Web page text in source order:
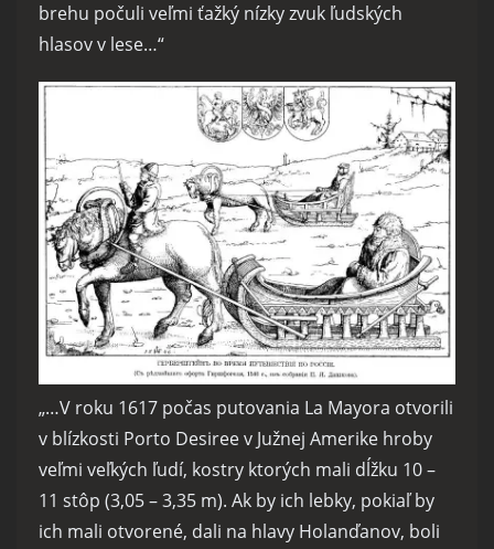
brehu počuli veľmi ťažký nízky zvuk ľudských
hlasov v lese…“
„…V roku 1617 počas putovania La Mayora otvorili
v blízkosti Porto Desiree v Južnej Amerike hroby
veľmi veľkých ľudí, kostry ktorých mali dĺžku 10 –
11 stôp (3,05 – 3,35 m). Ak by ich lebky, pokiaľ by
ich mali otvorené, dali na hlavy Holanďanov, boli